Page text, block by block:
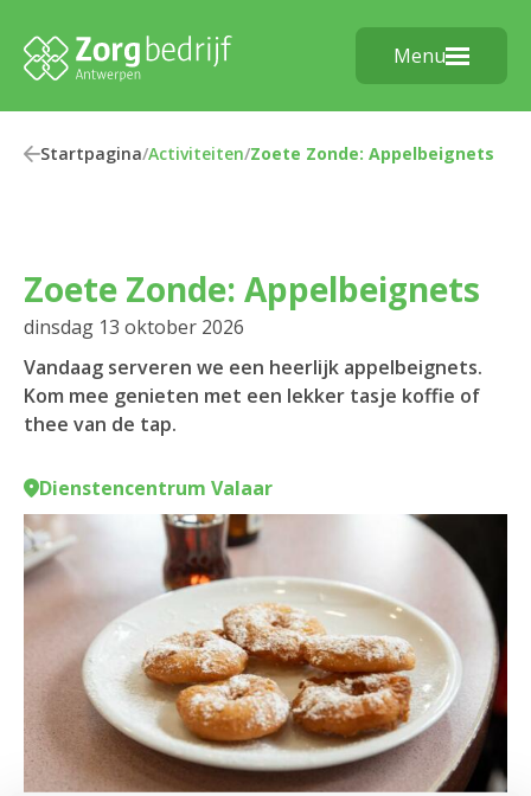
Menu
Startpagina/Activiteiten/Zoete Zonde: Appelbeignets
Zoete Zonde: Appelbeignets
dinsdag 13 oktober 2026
Vandaag serveren we een heerlijk appelbeignets.
Kom mee genieten met een lekker tasje koffie of
thee van de tap.
Dienstencentrum Valaar